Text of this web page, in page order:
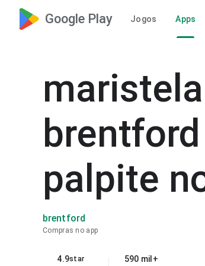
Google Play Jogos Apps
palpite
brentford
Compras no app
4.9star
590 mil+